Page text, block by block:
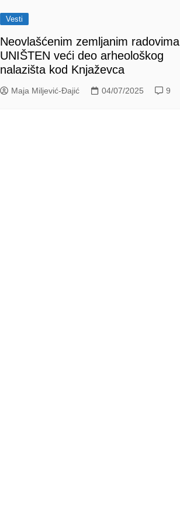
Vesti
Neovlašćenim zemljanim radovima
UNIŠTEN veći deo arheološkog
nalazišta kod Knjaževca
Maja Miljević-Đajić 04/07/2025 9